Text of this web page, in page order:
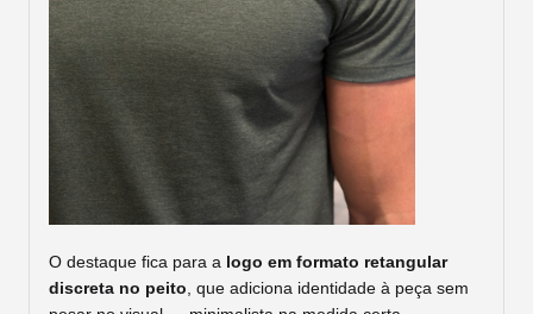
O destaque fica para a logo em formato retangular
discreta no peito, que adiciona identidade à peça sem